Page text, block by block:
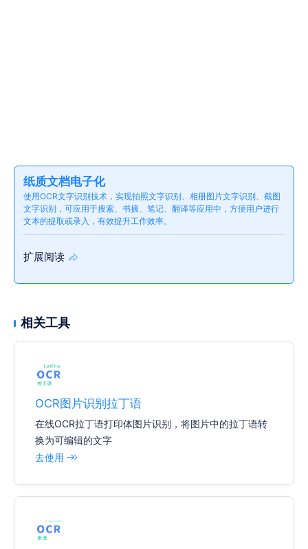
纸质文档电子化
使用OCR文字识别技术，实现拍照文字识别、相册图片文字识别、截图
文字识别，可应用于搜索、书摘、笔记、翻译等应用中，方便用户进行
文本的提取或录入，有效提升工作效率。
扩展阅读
相关工具
OCR图片识别拉丁语
在线OCR拉丁语打印体图片识别，将图片中的拉丁语转
换为可编辑的文字
去使用